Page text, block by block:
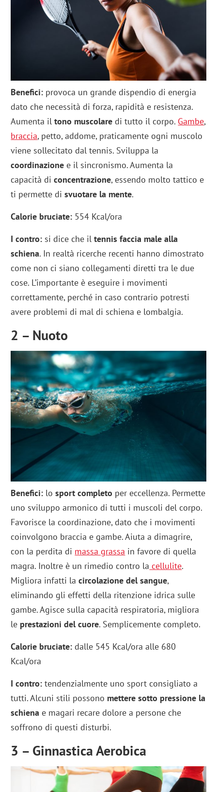
Benefici: provoca un grande dispendio di energia
dato che necessità di forza, rapidità e resistenza.
Aumenta il tono muscolare di tutto il corpo. Gambe,
braccia, petto, addome, praticamente ogni muscolo
viene sollecitato dal tennis. Sviluppa la
coordinazione e il sincronismo. Aumenta la
capacità diconcentrazione, essendo molto tattico e
ti permette disvuotare la mente.
Calorie bruciate: 554 Kcal/ora
I contro: si dice che iltennis faccia male alla
schiena. In realtà ricerche recenti hanno dimostrato
come non ci siano collegamenti diretti tra le due
cose. L’importante è eseguire i movimenti
correttamente, perché in caso contrario potresti
avere problemi di mal di schiena e lombalgia.
2 – Nuoto
Benefici: losport completo per eccellenza. Permette
uno sviluppo armonico di tutti i muscoli del corpo.
Favorisce la coordinazione, dato che i movimenti
coinvolgono braccia e gambe. Aiuta a dimagrire,
con la perdita di massa grassa in favore di quella
magra. Inoltre è un rimedio contro la cellulite.
Migliora infatti lacircolazione del sangue,
eliminando gli effetti della ritenzione idrica sulle
gambe. Agisce sulla capacità respiratoria, migliora
le prestazioni del cuore. Semplicemente completo.
Calorie bruciate: dalle 545 Kcal/ora alle 680
Kcal/ora
I contro:tendenzialmente uno sport consigliato a
tutti. Alcuni stili possono mettere sotto pressione la
schiena e magari recare dolore a persone che
soffrono di questi disturbi.
3 – Ginnastica Aerobica